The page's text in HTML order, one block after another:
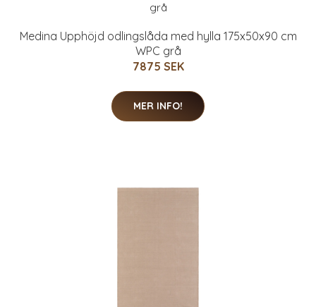
Medina Upphöjd odlingslåda med hylla 175x50x90 cm
WPC grå
7875 SEK
MER INFO!